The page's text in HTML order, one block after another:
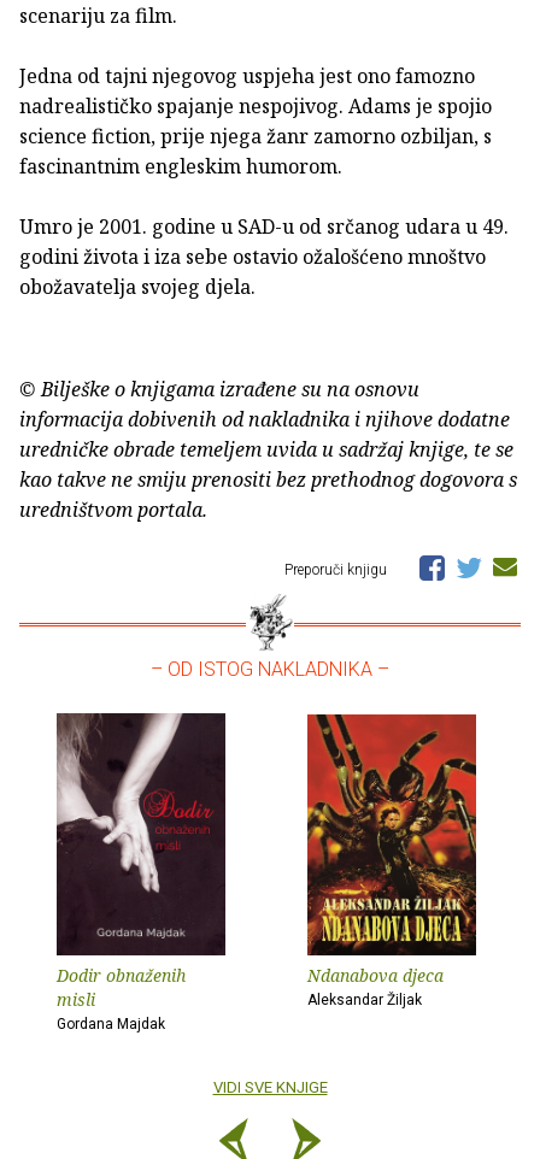
scenariju za film.
Jedna od tajni njegovog uspjeha jest ono famozno
nadrealističko spajanje nespojivog. Adams je spojio
science fiction, prije njega žanr zamorno ozbiljan, s
fascinantnim engleskim humorom.
Umro je 2001. godine u SAD-u od srčanog udara u 49.
godini života i iza sebe ostavio ožalošćeno mnoštvo
obožavatelja svojeg djela.
© Bilješke o knjigama izrađene su na osnovu
informacija dobivenih od nakladnika i njihove dodatne
uredničke obrade temeljem uvida u sadržaj knjige, te se
kao takve ne smiju prenositi bez prethodnog dogovora s
uredništvom portala.
Preporuči knjigu
– OD ISTOG NAKLADNIKA –
Dodir obnaženih
misli
Gordana Majdak
Ndanabova djeca
Aleksandar Žiljak
VIDI SVE KNJIGE